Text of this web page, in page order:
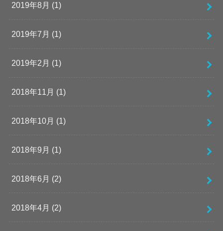
2019年8月 (1)
2019年7月 (1)
2019年2月 (1)
2018年11月 (1)
2018年10月 (1)
2018年9月 (1)
2018年6月 (2)
2018年4月 (2)